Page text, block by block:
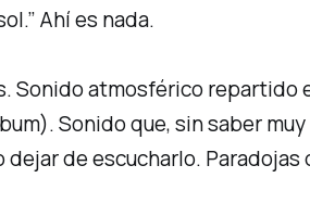
Ahí es nada.
atmosférico repartido
Sonido que, sin saber
de escucharlo. Paradojas